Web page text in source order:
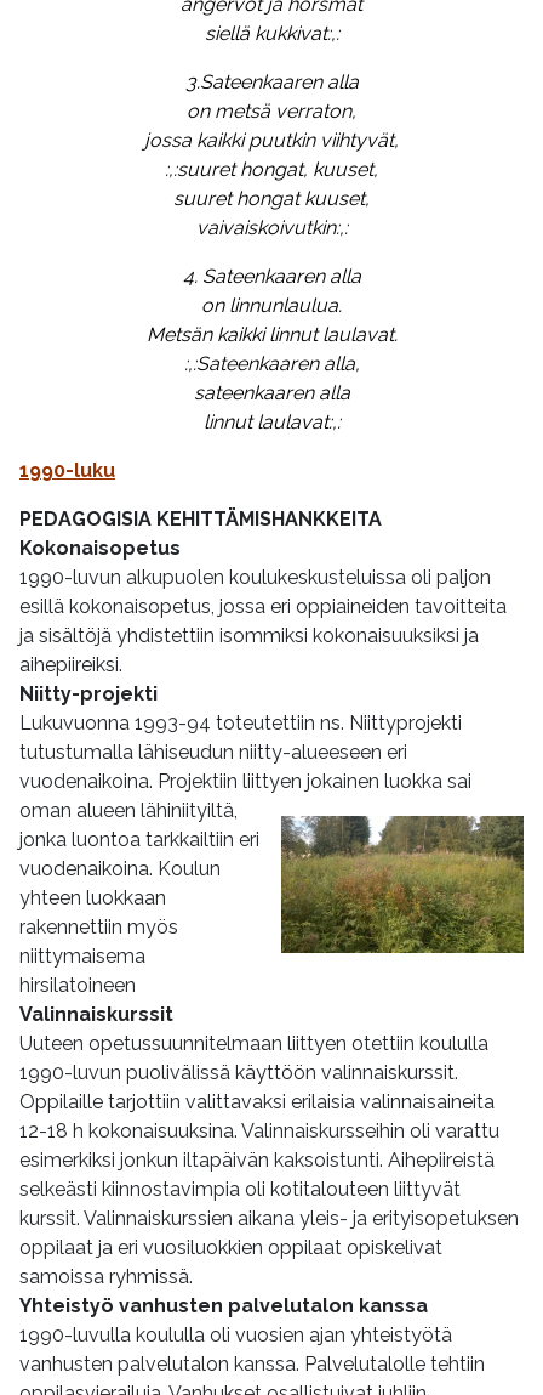
siellä kukkivat:,:
3.Sateenkaaren alla
on metsä verraton,
jossa kaikki puutkin viihtyvät,
:,:suuret hongat, kuuset,
suuret hongat kuuset,
vaivaiskoivutkin:,:
4. Sateenkaaren alla
on linnunlaulua.
Metsän kaikki linnut laulavat.
:,:Sateenkaaren alla,
sateenkaaren alla
linnut laulavat:,:
1990-luku
PEDAGOGISIA KEHITTÄMISHANKKEITA
Kokonaisopetus
1990-luvun alkupuolen koulukeskusteluissa oli paljon
esillä kokonaisopetus, jossa eri oppiaineiden tavoitteita
ja sisältöjä yhdistettiin isommiksi kokonaisuuksiksi ja
aihepiireiksi.
Niitty-projekti
Lukuvuonna 1993-94 toteutettiin ns. Niittyprojekti
tutustumalla lähiseudun niitty-alueeseen eri
vuodenaikoina. Projektiin liittyen jokainen luokka sai
oman alueen lähiniityiltä,
jonka luontoa tarkkailtiin eri
vuodenaikoina. Koulun
yhteen luokkaan
rakennettiin myös
niittymaisema
hirsilatoineen
Valinnaiskurssit
Uuteen opetussuunnitelmaan liittyen otettiin koululla
1990-luvun puolivälissä käyttöön valinnaiskurssit.
Oppilaille tarjottiin valittavaksi erilaisia valinnaisaineita
12-18 h kokonaisuuksina. Valinnaiskursseihin oli varattu
esimerkiksi jonkun iltapäivän kaksoistunti. Aihepiireistä
selkeästi kiinnostavimpia oli kotitalouteen liittyvät
kurssit. Valinnaiskurssien aikana yleis- ja erityisopetuksen
oppilaat ja eri vuosiluokkien oppilaat opiskelivat
samoissa ryhmissä.
Yhteistyö vanhusten palvelutalon kanssa
1990-luvulla koululla oli vuosien ajan yhteistyötä
vanhusten palvelutalon kanssa. Palvelutalolle tehtiin